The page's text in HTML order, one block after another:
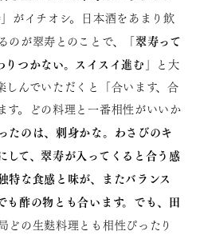
がイチオシ。日本酒をあまり飲
のが翠寿とのことで、「翠寿って
りつかない。スイスイ進む 」と大
しんでいただくと「合います、合
す。どの料理と一番相性がいいか
たのは、刺身かな。わさびのキ
して、翠寿が入ってくると合う感
特な食感と味が、またバランス
も酢の物とも合います。でも、田
どの生麩料理とも相性ぴったり